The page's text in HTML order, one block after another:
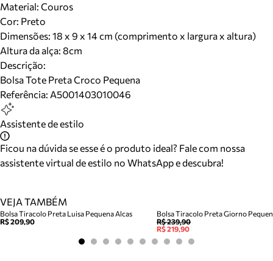
Material: Couros
Cor: Preto
Dimensões: 18 x 9 x 14 cm (comprimento x largura x altura)
Altura da alça: 8cm
Descrição:
Bolsa Tote Preta Croco Pequena
Referência: A5001403010046
Assistente de estilo
Ficou na dúvida se esse é o produto ideal? Fale com nossa
assistente virtual de estilo no WhatsApp e descubra!
VEJA TAMBÉM
Bolsa Tiracolo Preta Luisa Pequena Alcas
R$ 209,90
Bolsa Tiracolo Preta Giorno
R$ 239,90
R$ 219,90